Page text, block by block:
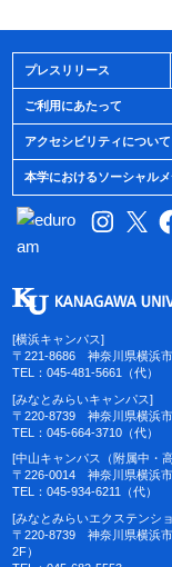
プレスリリース
ご利用にあたって
アクセシビリティについて
本学におけるソーシャル
[横浜キャンパス]
〒221-8686 神奈川県横浜
TEL：045-481-5661（代）
[みなとみらいキャンパス]
〒220-8739 神奈川県横浜
TEL：045-664-3710（代）
[中山キャンパス（附属中・
〒226-0014 神奈川県横浜
TEL：045-934-6211（代）
[みなとみらいエクステンシ
〒220-8739 神奈川県横浜
2F）